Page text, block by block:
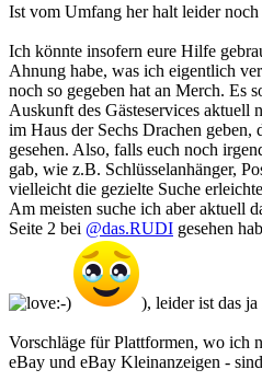
Ist vom Umfang her halt leider noch
Ich könnte insofern eure Hilfe
Ahnung habe, was ich eigentlich
noch so gegeben hat an Merch. Es
Auskunft des Gästeservices aktuell
im Haus der Sechs Drachen geben,
gesehen. Also, falls euch noch
gab, wie z.B. Schlüsselanhänger,
vielleicht die gezielte Suche
Am meisten suche ich aber aktuell
Seite 2 bei @das.RUDI gesehen
), leider ist das
Vorschläge für Plattformen, wo ich
eBay und eBay Kleinanzeigen -